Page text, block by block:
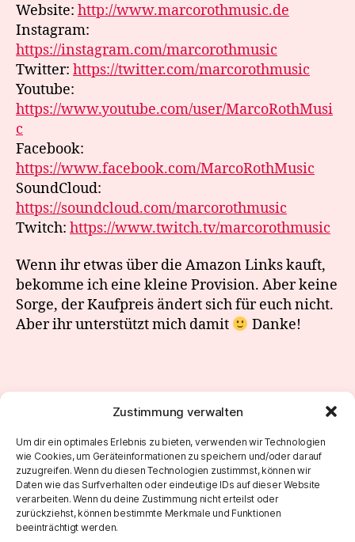
Zustimmung verwalten
Um dir ein optimales Erlebnis zu bieten, verwenden wir Technologien
wie Cookies, um Geräteinformationen zu speichern und/oder darauf
zuzugreifen. Wenn du diesen Technologien zustimmst, können wir
Daten wie das Surfverhalten oder eindeutige IDs auf dieser Website
verarbeiten. Wenn du deine Zustimmung nicht erteilst oder
zurückziehst, können bestimmte Merkmale und Funktionen
beeinträchtigt werden.
Website: http://www.marcorothmusic.de
Instagram:
https://instagram.com/marcorothmusic
Twitter: https://twitter.com/marcorothmusic
Youtube:
https://www.youtube.com/user/MarcoRothMusi
c
Facebook:
https://www.facebook.com/MarcoRothMusic
SoundCloud:
https://soundcloud.com/marcorothmusic
Twitch: https://www.twitch.tv/marcorothmusic
Wenn ihr etwas über die Amazon Links kauft,
bekomme ich eine kleine Provision. Aber keine
Sorge, der Kaufpreis ändert sich für euch nicht.
Aber ihr unterstützt mich damit
Danke!
← Sunday Morning Jam 72
→ Sunday Morning Jam 74